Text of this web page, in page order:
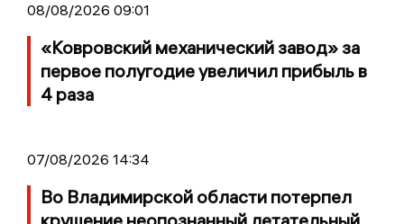
08/08/2026 09:01
«Ковровский механический завод» за
первое полугодие увеличил прибыль в
4 раза
07/08/2026 14:34
Во Владимирской области потерпел